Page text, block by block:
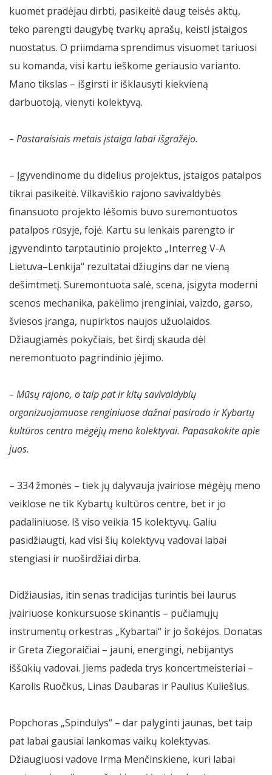
kuomet pradėjau dirbti, pasikeitė daug teisės aktų,
teko parengti daugybę tvarkų aprašų, keisti įstaigos
nuostatus. O priimdama sprendimus visuomet tariuosi
su komanda, visi kartu ieškome geriausio varianto.
Mano tikslas – išgirsti ir išklausyti kiekvieną
darbuotoją, vienyti kolektyvą.
– Pastaraisiais metais įstaiga labai išgražėjo.
– Įgyvendinome du didelius projektus, įstaigos patalpos
tikrai pasikeitė. Vilkaviškio rajono savivaldybės
finansuoto projekto lėšomis buvo suremontuotos
patalpos rūsyje, fojė. Kartu su lenkais parengto ir
įgyvendinto tarptautinio projekto „Interreg V-A
Lietuva–Lenkija“ rezultatai džiugins dar ne vieną
dešimtmetį. Suremontuota salė, scena, įsigyta moderni
scenos mechanika, pakėlimo įrenginiai, vaizdo, garso,
šviesos įranga, nupirktos naujos užuolaidos.
Džiaugiamės pokyčiais, bet širdį skauda dėl
neremontuoto pagrindinio įėjimo.
– Mūsų rajono, o taip pat ir kitų savivaldybių
organizuojamuose renginiuose dažnai pasirodo ir Kybartų
kultūros centro mėgėjų meno kolektyvai. Papasakokite apie
juos.
– 334 žmonės – tiek jų dalyvauja įvairiose mėgėjų meno
veiklose ne tik Kybartų kultūros centre, bet ir jo
padaliniuose. Iš viso veikia 15 kolektyvų. Galiu
pasidžiaugti, kad visi šių kolektyvų vadovai labai
stengiasi ir nuoširdžiai dirba.
Didžiausias, itin senas tradicijas turintis bei laurus
įvairiuose konkursuose skinantis – pučiamųjų
instrumentų orkestras „Kybartai“ ir jo šokėjos. Donatas
ir Greta Ziegoraičiai – jauni, energingi, nebijantys
iššūkių vadovai. Jiems padeda trys koncertmeisteriai –
Karolis Ruočkus, Linas Daubaras ir Paulius Kuliešius.
Popchoras „Spindulys“ – dar palyginti jaunas, bet taip
pat labai gausiai lankomas vaikų kolektyvas.
Džiaugiuosi vadove Irma Menčinskiene, kuri labai